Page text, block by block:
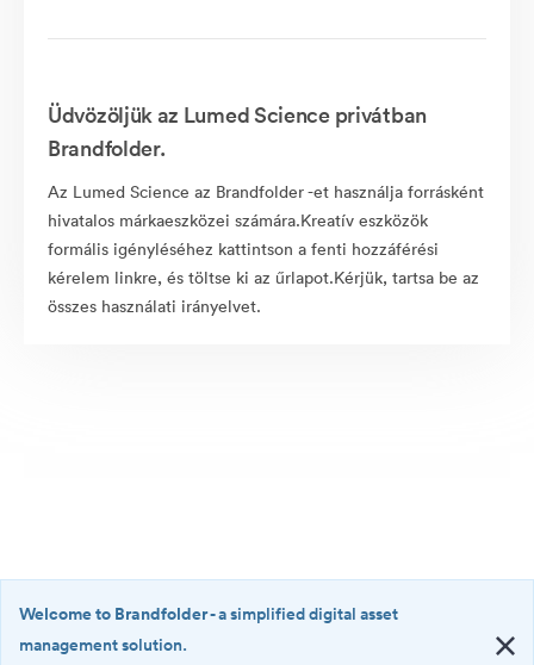
Üdvözöljük az Lumed Science privátban
Brandfolder.
Az Lumed Science az Brandfolder -et használja forrásként
hivatalos márkaeszközei számára.Kreatív eszközök
formális igényléséhez kattintson a fenti hozzáférési
kérelem linkre, és töltse ki az űrlapot.Kérjük, tartsa be az
összes használati irányelvet.
Welcome to Brandfolder- a simplified digital asset
management solution.